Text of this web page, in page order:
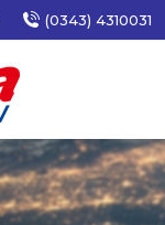
(0343) 4310031